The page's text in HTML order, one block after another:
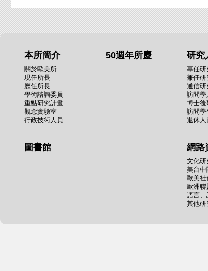
本所簡介
關於歐美所
現任所長
歷任所長
學術諮詢委員
重點研究計畫
觀念實驗室
行政技術人員
50週年所慶 研究
專任研
兼任研
通信研
訪問學
博士後
訪問學
退休人
圖書館 網路
文化研
美台中
歐美社
歐洲聯
語言、
其他研